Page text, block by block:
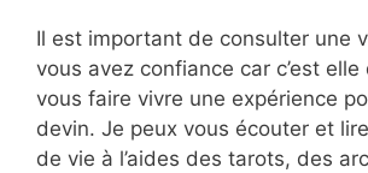
Il est important de consulter une
vous avez confiance car c’est elle
vous faire vivre une expérience
devin. Je peux vous écouter et
de vie à l’aides des tarots, des